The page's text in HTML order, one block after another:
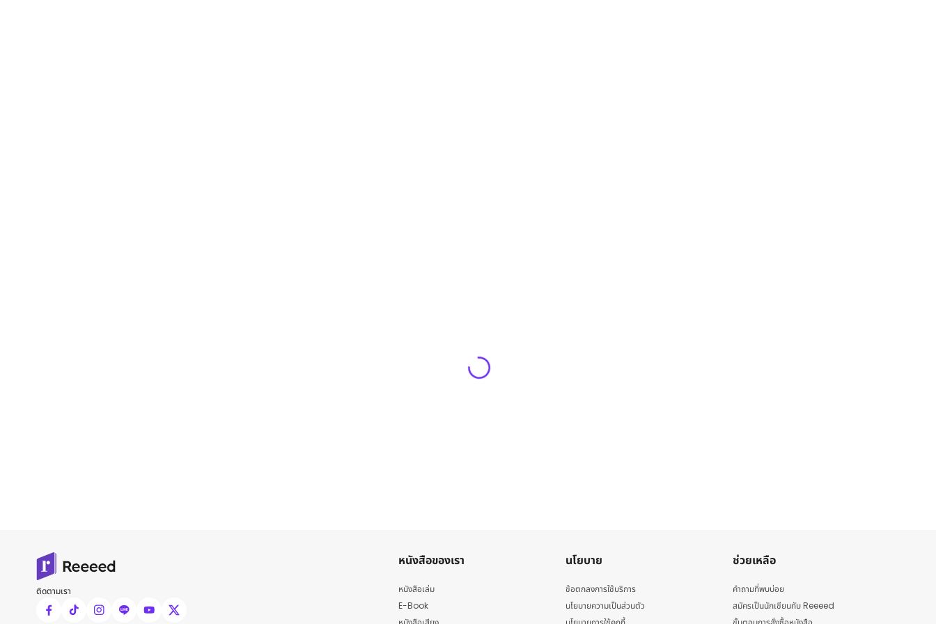
ติดตามเรา
หนังสือของเรา
หนังสือเล่ม
E-Book
นโยบาย
ข้อตกลงการใช้บริการ
นโยบายความเป็นส่วนตัว
ช่วยเหลือ
คำถามที่พบบ่อย
สมัครเป็นนักเขียนกับ Reeeed